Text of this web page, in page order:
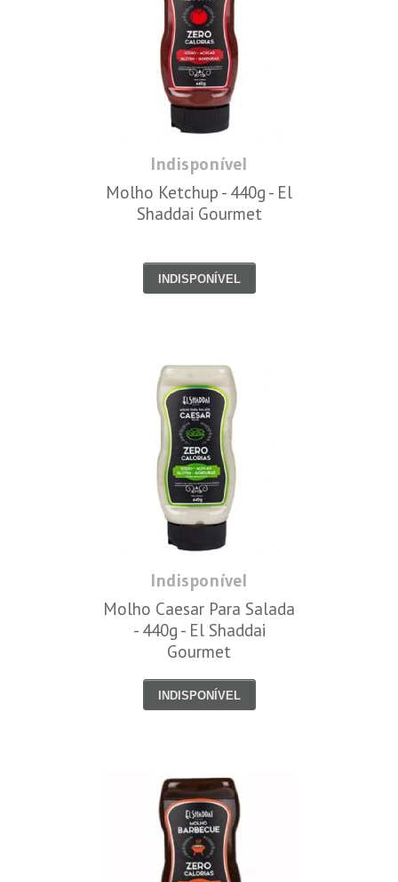
Indisponível
Molho Ketchup - 440g - El
Shaddai Gourmet
INDISPONÍVEL
Indisponível
Molho Caesar Para Salada
- 440g - El Shaddai
Gourmet
INDISPONÍVEL